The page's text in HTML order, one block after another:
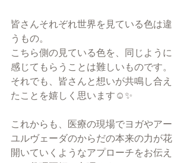
皆さんそれぞれ世界を見ている色は違
うもの。
こちら側の見ている色を、同じように
感じてもらうことは難しいものです。
それでも、皆さんと想いが共鳴し合え
たことを嬉しく思います☺︎✨
これからも、医療の現場でヨガやアー
ユルヴェーダのからだの本来の力が花
開いていくようなアプローチをお伝え